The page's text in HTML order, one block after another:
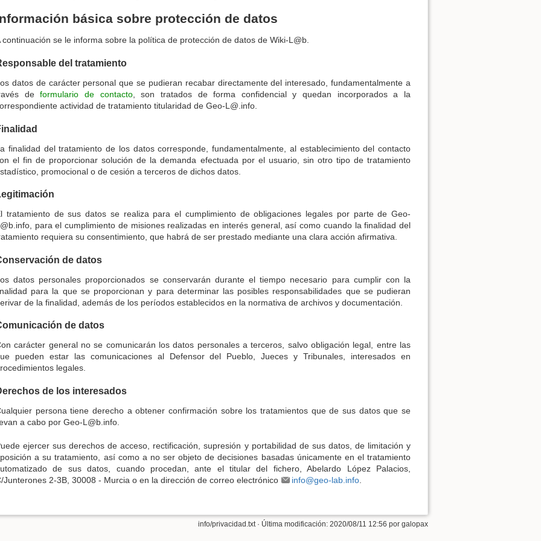
básica sobre protección de datos
continuación se le informa sobre la política de protección de datos de Wiki-L@b.
del tratamiento
datos de carácter personal que se pudieran recabar directamente del interesado, fundamentalmente a
deformulario de contacto, son tratados de forma confidencial y quedan incorporados a la
actividad de tratamiento titularidad de Geo-L@.info.
finalidad del tratamiento de los datos corresponde, fundamentalmente, al establecimiento del contacto
el fin de proporcionar solución de la demanda efectuada por el usuario, sin otro tipo de tratamiento
promocional o de cesión a terceros de dichos datos.
tratamiento de sus datos se realiza para el cumplimiento de obligaciones legales por parte de Geo-
para el cumplimiento de misiones realizadas en interés general, así como cuando la finalidad del
requiera su consentimiento, que habrá de ser prestado mediante una clara acción afirmativa.
de datos
datos personales proporcionados se conservarán durante el tiempo necesario para cumplir con la
para la que se proporcionan y para determinar las posibles responsabilidades que se pudieran
de la finalidad, además de los períodos establecidos en la normativa de archivos y documentación.
de datos
carácter general no se comunicarán los datos personales a terceros, salvo obligación legal, entre las
pueden estar las comunicaciones al Defensor del Pueblo, Jueces y Tribunales, interesados en
legales.
de los interesados
persona tiene derecho a obtener confirmación sobre los tratamientos que de sus datos que se
a cabo por Geo-L@b.info.
ejercer sus derechos de acceso, rectificación, supresión y portabilidad de sus datos, de limitación y
a su tratamiento, así como a no ser objeto de decisiones basadas únicamente en el tratamiento
de sus datos, cuando procedan, ante el titular del fichero, Abelardo López Palacios,
Junterones 2-3B, 30008 - Murcia o en la dirección de correo electrónico
info@geo-lab.info
info/privacidad.txt· Última modificación: 2020/08/11 12:56 por galopax